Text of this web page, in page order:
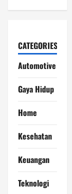
CATEGORIES
Automotive
Gaya Hidup
Home
Kesehatan
Keuangan
Teknologi